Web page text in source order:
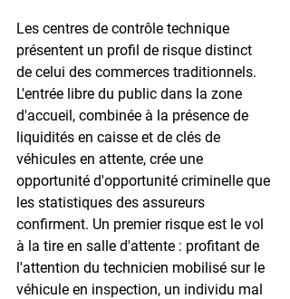
Les centres de contrôle technique
présentent un profil de risque distinct
de celui des commerces traditionnels.
L'entrée libre du public dans la zone
d'accueil, combinée à la présence de
liquidités en caisse et de clés de
véhicules en attente, crée une
opportunité d'opportunité criminelle que
les statistiques des assureurs
confirment. Un premier risque est le vol
à la tire en salle d'attente : profitant de
l'attention du technicien mobilisé sur le
véhicule en inspection, un individu mal